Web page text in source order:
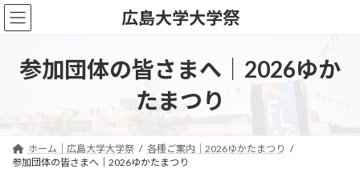
コ
ン
ナ
ビ
広島大学大学祭
参加団体の皆さまへ｜2026ゆか
たまつり
ホーム｜広島大学大学祭
各種ご案内｜2026ゆかたまつり
参加団体の皆さまへ｜2026ゆかたまつり